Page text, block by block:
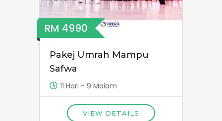
RM 4990
Pakej Umrah Mampu
Safwa
11 Hari - 9 Malam
VIEW DETAILS